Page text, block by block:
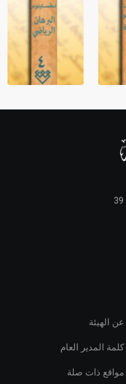
عن الهيئة
كلمة المدير العام
مواقع ذات صلة